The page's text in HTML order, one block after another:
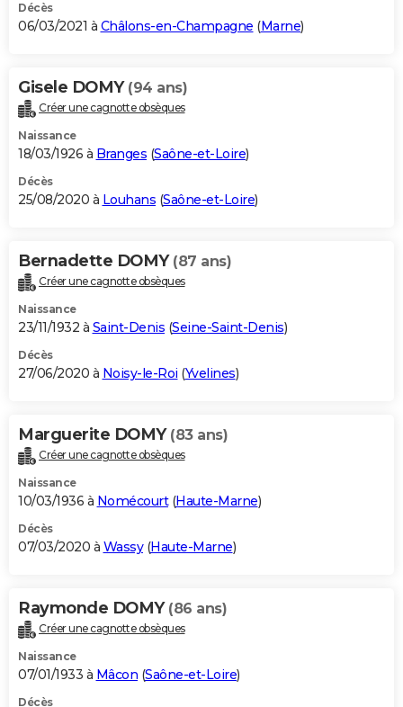
Décès
06/03/2021 à Châlons-en-Champagne (Marne)
Gisele DOMY (94 ans)
Créer une cagnotte obsèques
Naissance
18/03/1926 à Branges (Saône-et-Loire)
Décès
25/08/2020 à Louhans (Saône-et-Loire)
Bernadette DOMY (87 ans)
Créer une cagnotte obsèques
Naissance
23/11/1932 à Saint-Denis (Seine-Saint-Denis)
Décès
27/06/2020 à Noisy-le-Roi (Yvelines)
Marguerite DOMY (83 ans)
Créer une cagnotte obsèques
Naissance
10/03/1936 à Nomécourt(Haute-Marne)
Décès
07/03/2020 à Wassy(Haute-Marne)
Raymonde DOMY (86 ans)
Créer une cagnotte obsèques
Naissance
07/01/1933 à Mâcon (Saône-et-Loire)
Décès